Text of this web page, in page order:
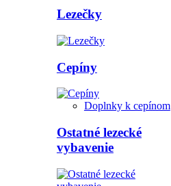
Lezečky
Cepíny
Doplnky k cepínom
Ostatné lezecké
vybavenie